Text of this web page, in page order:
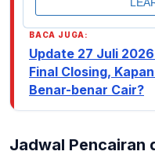
BACA JUGA:
Update 27 Juli
Final Closing,
Benar-benar Cair?
Jadwal Pencairan